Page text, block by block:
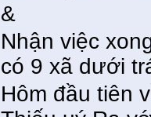
&
Nhận việc
có 9 xã dưới
Hôm đầu tiên